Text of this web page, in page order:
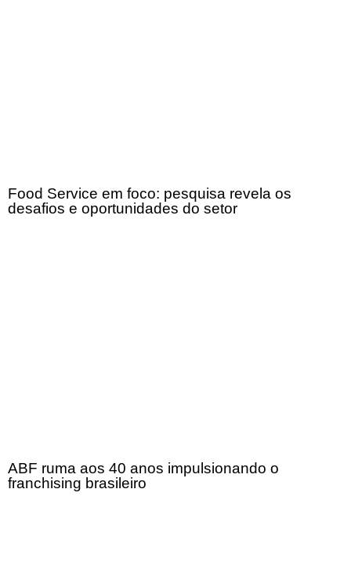
Food Service em foco: pesquisa revela os
desafios e oportunidades do setor
ABF ruma aos 40 anos impulsionando o
franchising brasileiro